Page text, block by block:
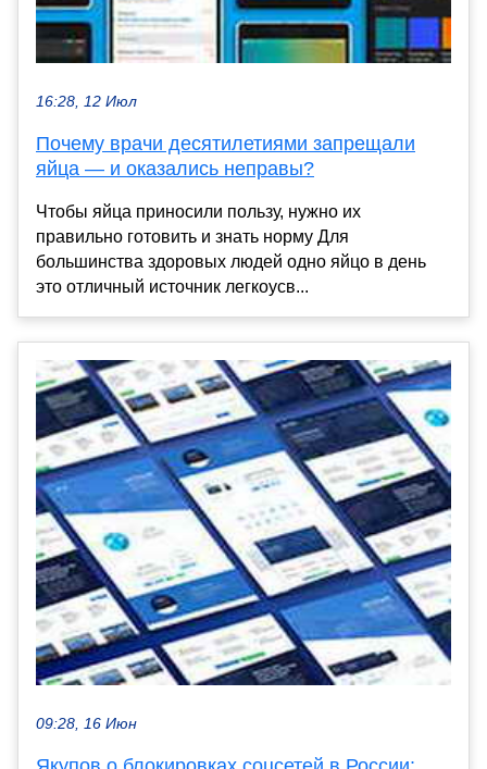
16:28, 12 Июл
Почему врачи десятилетиями запрещали
яйца — и оказались неправы?
Чтобы яйца приносили пользу, нужно их
правильно готовить и знать норму Для
большинства здоровых людей одно яйцо в день
это отличный источник легкоусв...
09:28, 16 Июн